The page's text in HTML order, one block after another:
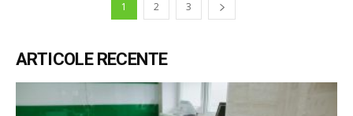
1 2 3
ARTICOLE RECENTE